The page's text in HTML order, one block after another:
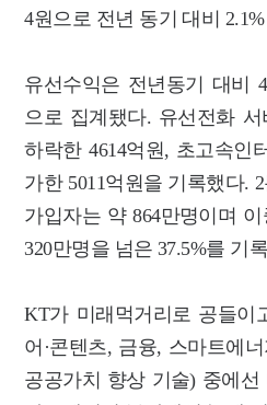
4원으로 전년 동기 대비
유선수익은 전년동기 대비
으로 집계됐다. 유선전화
하락한 4614억원, 초고속인
가한 5011억원을 기록했다.
가입자는 약 864만명이며
320만명을 넘은 37.5%를 기
KT가 미래먹거리로 공들이
어·콘텐츠, 금융, 스마트에
공공가치 향상 기술) 중에선